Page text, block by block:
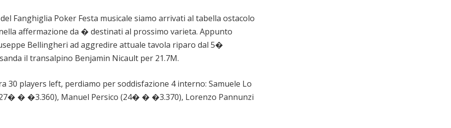
Fanghiglia Poker Festa musicale siamo arrivati al tabella ostacolo
affermazione da � destinati al prossimo varieta. Appunto
Bellingheri ad aggredire attuale tavola riparo dal 5�
il transalpino Benjamin Nicault per 21.7M.
30 players left, perdiamo per soddisfazione 4 interno: Samuele Lo
� �3.360), Manuel Persico (24� � �3.370), Lorenzo Pannunzi